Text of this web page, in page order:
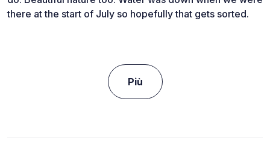
there at the start of July so hopefully that gets sorted.
Più